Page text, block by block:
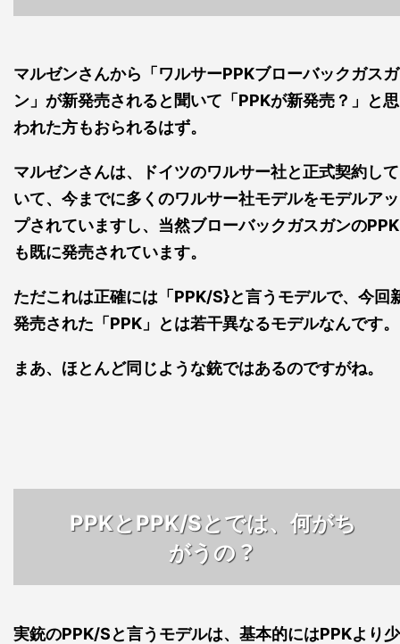
マルゼンさんから「ワルサーPPKブローバックガスガ
ン」が新発売されると聞いて「PPKが新発売？」と思
われた方もおられるはず。
マルゼンさんは、ドイツのワルサー社と正式契約して
いて、今までに多くのワルサー社モデルをモデルアッ
プされていますし、当然ブローバックガスガンのPPK
も既に発売されています。
ただこれは正確には「PPK/S}と言うモデルで、今回
発売された「PPK」とは若干異なるモデルなんです。
まあ、ほとんど同じような銃ではあるのですがね。
PPKとPPK/Sとでは、何がち
がうの ？
実銃のPPK/Sと言うモデルは、基本的にはPPKより少